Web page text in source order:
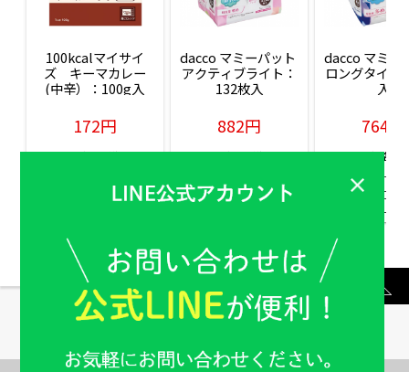
100kcalマイサイ
ズ　キーマカレー
(中辛）：100g入
172円
販売価格(税込)
dacco マミーパット
アクティブライト：
132枚入
882円
販売価格(税込)
dacco マミー
ロングタイム
入
764円
販売価格(税
もっと見る